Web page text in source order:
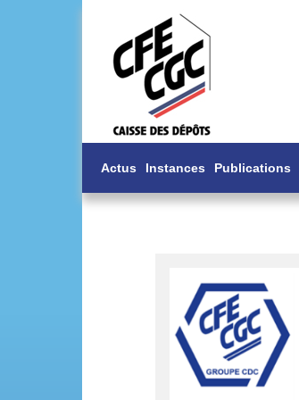
Actus Instances Publications